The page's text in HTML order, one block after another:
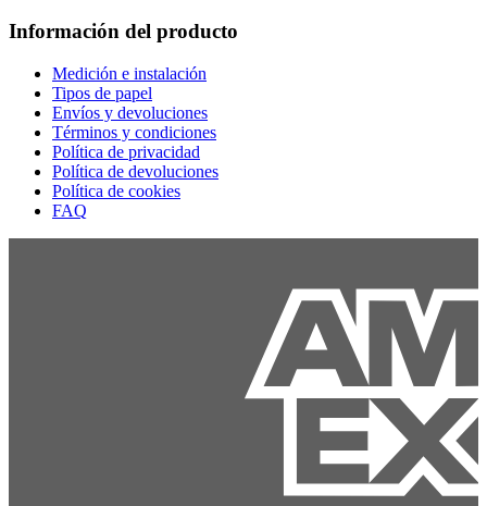
Información del producto
Medición e instalación
Tipos de papel
Envíos y devoluciones
Términos y condiciones
Política de privacidad
Política de devoluciones
Política de cookies
FAQ